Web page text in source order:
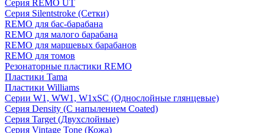
Серия REMO UT
Серия Silentstroke (Сетки)
REMO для бас-барабана
REMO для малого барабана
REMO для маршевых барабанов
REMO для томов
Резонаторные пластики REMO
Пластики Tama
Пластики Williams
Серии W1, WW1, W1xSC (Однослойные глянцевые)
Серия Density (C напылением Coated)
Серия Target (Двухслойные)
Серия Vintage Tone (Кожа)